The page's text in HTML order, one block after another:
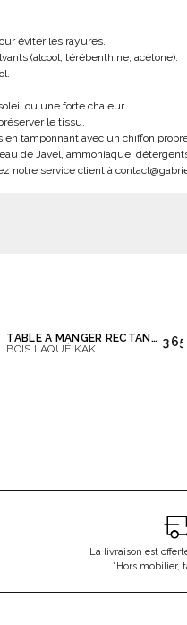
éviter les rayures.
(alcool, térébenthine, acétone).
ou une forte chaleur.
le tissu.
tamponnant avec un chiffon
de Javel, ammoniaque,
notre service client à
€
TABLE À MANGER RECTANGULAIRE JOE
BOIS LAQUÉ KAKI
3
La livraison est
*Hors mobilier,